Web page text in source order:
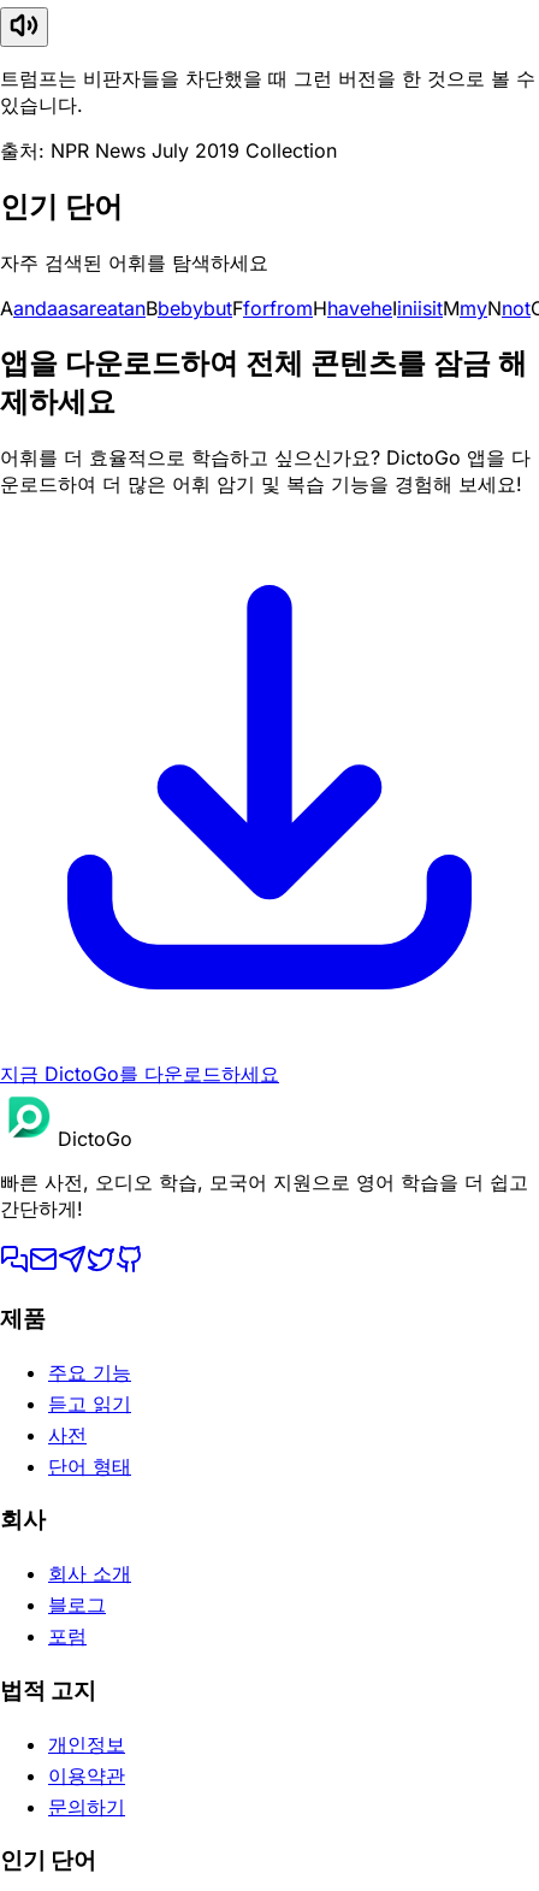
트럼프는 비판자들을 차단했을 때 그런 버전을 한 것으로 볼 수
있습니다.
출처: NPR News July 2019 Collection
인기 단어
자주 검색된 어휘를 탐색하세요
AandaasareatanBbebybutFforfromHhaveheIiniisitMmyNnot
앱을 다운로드하여 전체 콘텐츠를 잠금 해
제하세요
어휘를 더 효율적으로 학습하고 싶으신가요? DictoGo 앱을 다
운로드하여 더 많은 어휘 암기 및 복습 기능을 경험해 보세요!
지금 DictoGo를 다운로드하세요
DictoGo
빠른 사전, 오디오 학습, 모국어 지원으로 영어 학습을 더 쉽고
간단하게!
제품
주요 기능
듣고 읽기
사전
단어 형태
회사
회사 소개
블로그
포럼
법적 고지
개인정보
이용약관
문의하기
인기 단어